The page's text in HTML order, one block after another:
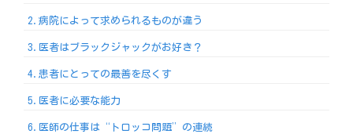
2.病院によって求められるものが違う
3.医者はブラックジャックがお好き？
4.患者にとっての最善を尽くす
5.医者に必要な能力
6.医師の仕事は“トロッコ問題”の連続